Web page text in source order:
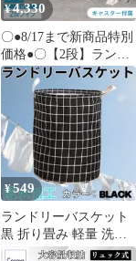
¥4,330
〇●8/17まで新商品特別
価格●〇【2段】ランド
リーバスケット 28L ス
リム キャスター 大容量
脱着可能 バスケット ラ
ンドリーラック 洗濯物
入れ かご 洗濯かご 洗
濯物 脱衣かご ワイヤー
ランドリー収納 ランド
リーボックス 収納 省ス
ペース おしゃれ
¥549
ランドリーバスケット
黒 折り畳み 軽量 洗濯
撥水 ランドリーバッグ